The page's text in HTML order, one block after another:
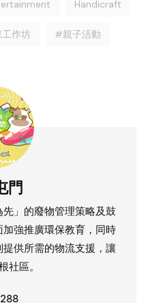
Handicraft
作坊 #親子活動
門
先」的廢物管理策略及鼓
強推廣環保教育，同時
供所需的物流支援，讓
社區。